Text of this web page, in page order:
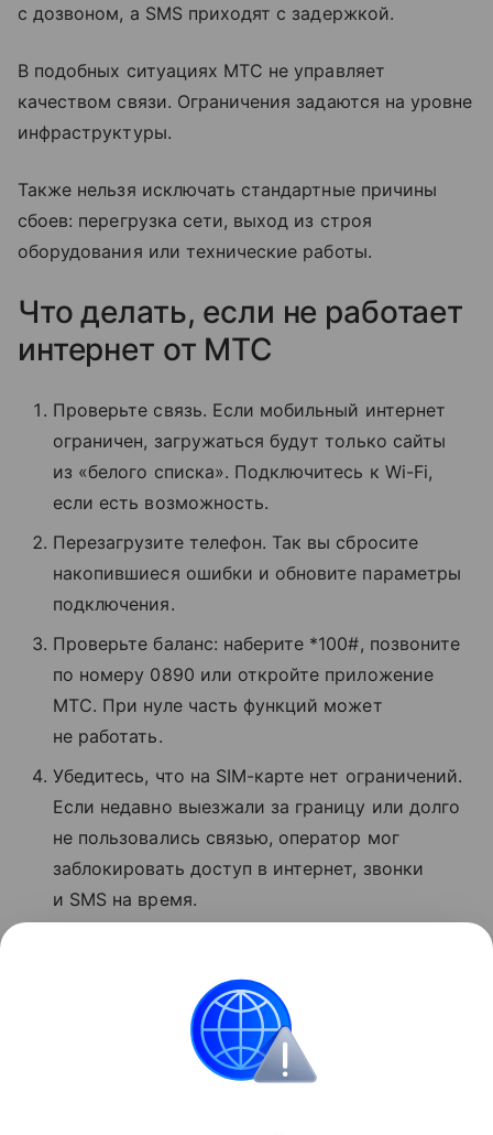
с дозвоном, а SMS приходят с задержкой.
В подобных ситуациях МТС не управляет
качеством связи. Ограничения задаются на уровне
инфраструктуры.
Также нельзя исключать стандартные причины
сбоев: перегрузка сети, выход из строя
оборудования или технические работы.
Что делать, если не работает
интернет от МТС
Проверьте связь. Если мобильный интернет
ограничен, загружаться будут только сайты
из «белого списка». Подключитесь к Wi-Fi,
если есть возможность.
Перезагрузите телефон. Так вы сбросите
накопившиеся ошибки и обновите параметры
подключения.
Проверьте баланс: наберите *100#, позвоните
по номеру 0890 или откройте приложение
МТС. При нуле часть функций может
не работать.
Убедитесь, что на SIM-карте нет ограничений.
Если недавно выезжали за границу или долго
не пользовались связью, оператор мог
заблокировать доступ в интернет, звонки
и SMS на время.
и сообщите о проблеме.